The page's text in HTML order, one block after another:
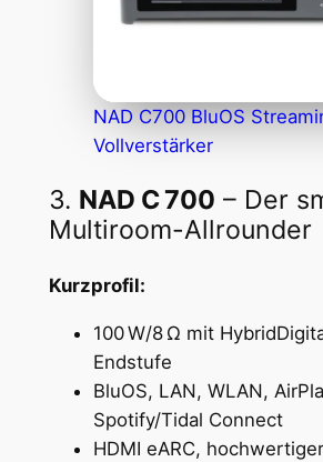
NAD C700 BluOS
Vollverstärker
3. NAD C 700 – Der
Multiroom-Allrounder
Kurzprofil:
100 W/8 Ω mit
Endstufe
BluOS, LAN, WLAN,
Spotify/Tidal Connect
HDMI eARC,